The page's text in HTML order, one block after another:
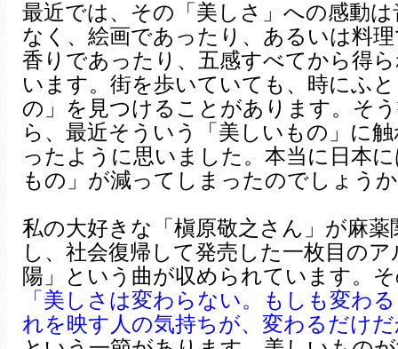
最近では、その「美しさ」への感動
なく、絵画であったり、あるいは料
香りであったり、五感すべてから得
います。街を歩いていても、時にふ
の」を見つけることがあります。そ
ら、最近そういう「美しいもの」に
ったように思いました。本当に日本
もの」が減ってしまったのでしょう
私の大好きな「槇原敬之さん」が麻薬
し、社会復帰して発売した一枚目の
陽」という曲が収められています。
「美しさは変わらない。もしも変わ
れを映す人の気持ちが、変わるだけ